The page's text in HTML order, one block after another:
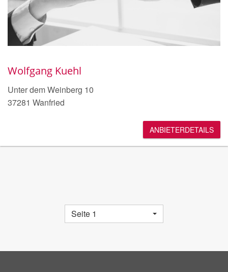
Wolfgang Kuehl
Unter dem Weinberg 10
37281 Wanfried
ANBIETERDETAILS
Seite 1